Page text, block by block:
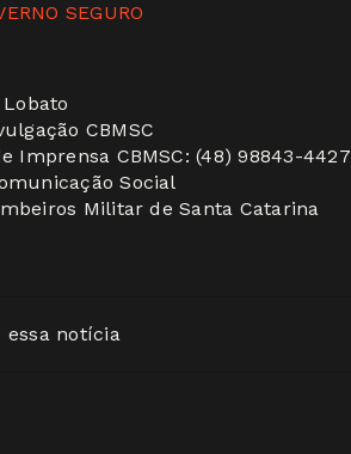
SEGURO
CBMSC
Imprensa CBMSC: (48) 98843-4427
Social
Militar de Santa Catarina
essa notícia